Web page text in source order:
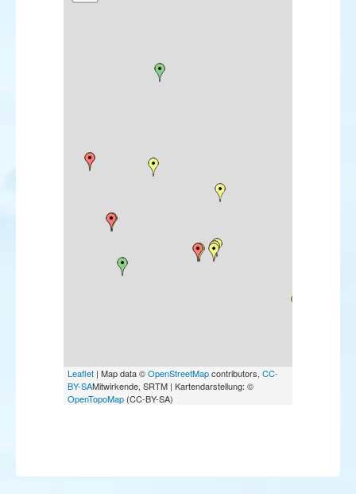
Leaflet | Map data ©OpenStreetMapcontributors, CC-
BY-SAMitwirkende, SRTM | Kartendarstellung: ©
OpenTopoMap (CC-BY-SA)